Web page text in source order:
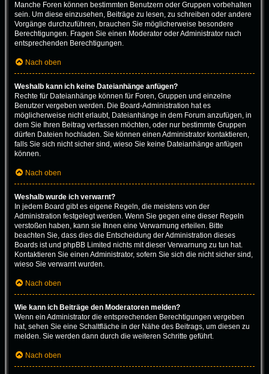
Manche Foren können bestimmten Benutzern oder Gruppen vorbehalten
sein. Um diese einzusehen, Beiträge zu lesen, zu schreiben oder andere
Vorgänge durchzuführen, brauchen Sie möglicherweise besondere
Berechtigungen. Fragen Sie einen Moderator oder Administrator nach
entsprechenden Berechtigungen.
Nach oben
Weshalb kann ich keine Dateianhänge anfügen?
Rechte für Dateianhänge können für Foren, Gruppen und einzelne
Benutzer vergeben werden. Die Board-Administration hat es
möglicherweise nicht erlaubt, Dateianhänge in dem Forum anzufügen, in
dem Sie Ihren Beitrag verfassen möchten, oder nur bestimmte Gruppen
dürfen Dateien hochladen. Sie können einen Administrator kontaktieren,
falls Sie sich nicht sicher sind, wieso Sie keine Dateianhänge anfügen
können.
Nach oben
Weshalb wurde ich verwarnt?
In jedem Board gibt es eigene Regeln, die meistens von der
Administration festgelegt werden. Wenn Sie gegen eine dieser Regeln
verstoßen haben, kann sie Ihnen eine Verwarnung erteilen. Bitte
beachten Sie, dass dies die Entscheidung der Administration dieses
Boards ist und phpBB Limited nichts mit dieser Verwarnung zu tun hat.
Kontaktieren Sie einen Administrator, sofern Sie sich die nicht sicher sind,
wieso Sie verwarnt wurden.
Nach oben
Wie kann ich Beiträge den Moderatoren melden?
Wenn ein Administrator die entsprechenden Berechtigungen vergeben
hat, sehen Sie eine Schaltfläche in der Nähe des Beitrags, um diesen zu
melden. Sie werden dann durch die weiteren Schritte geführt.
Nach oben